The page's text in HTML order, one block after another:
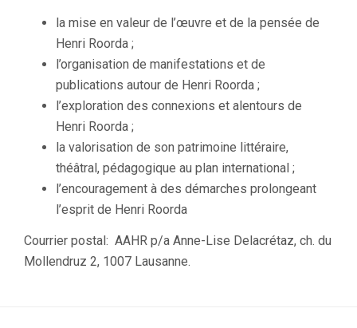
la mise en valeur de l’œuvre et de la pensée de
Henri Roorda ;
l’organisation de manifestations et de
publications autour de Henri Roorda ;
l’exploration des connexions et alentours de
Henri Roorda ;
la valorisation de son patrimoine littéraire,
théâtral, pédagogique au plan international ;
l’encouragement à des démarches prolongeant
l’esprit de Henri Roorda
Courrier postal: AAHR p/a Anne-Lise Delacrétaz, ch. du
Mollendruz 2, 1007 Lausanne.